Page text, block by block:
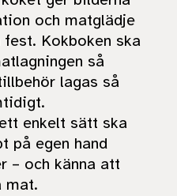
och matglädje
Kokboken ska
så
lagas så
enkelt sätt ska
på egen hand
– och känna att
mat.